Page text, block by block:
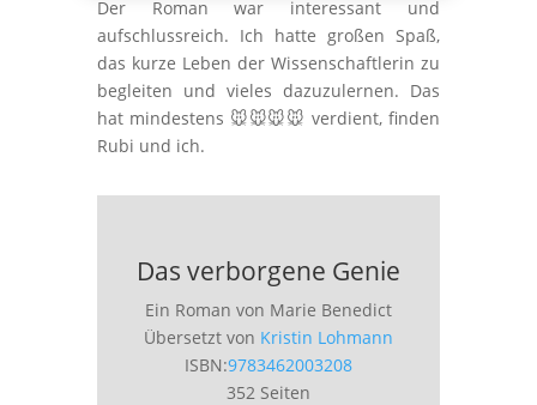
Der Roman war interessant und
aufschlussreich. Ich hatte großen Spaß,
das kurze Leben der Wissenschaftlerin zu
begleiten und vieles dazuzulernen. Das
hat mindestens 🐭🐭🐭🐭 verdient, finden
Rubi und ich.
Das verborgene Genie
Ein Roman von Marie Benedict
Übersetzt von Kristin Lohmann
ISBN:9783462003208
352 Seiten